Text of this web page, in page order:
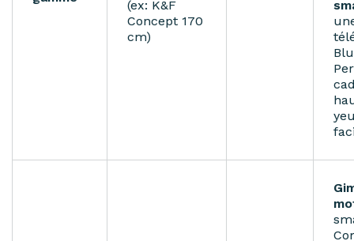
(ex: K&F
Concept 170
cm)